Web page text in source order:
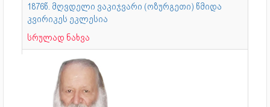
1876წ. მღვდელი ვაკიჯვარი (ოზურგეთი) წმიდა
კვირიკეს ეკლესია
სრულად ნახვა